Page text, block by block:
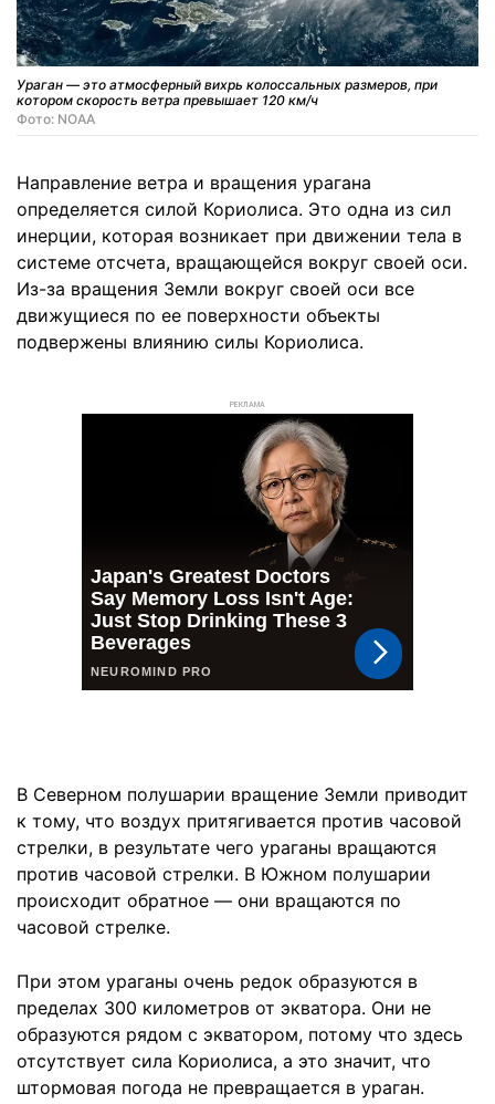
Ураган — это атмосферный вихрь колоссальных размеров, при
котором скорость ветра превышает 120 км/ч
Фото: NOAA
Направление ветра и вращения урагана
определяется силой Кориолиса. Это одна из сил
инерции, которая возникает при движении тела в
системе отсчета, вращающейся вокруг своей оси.
Из-за вращения Земли вокруг своей оси все
движущиеся по ее поверхности объекты
подвержены влиянию силы Кориолиса.
РЕКЛАМА
В Северном полушарии вращение Земли приводит
к тому, что воздух притягивается против часовой
стрелки, в результате чего ураганы вращаются
против часовой стрелки. В Южном полушарии
происходит обратное — они вращаются по
часовой стрелке.
При этом ураганы очень редок образуются в
пределах 300 километров от экватора. Они не
образуются рядом с экватором, потому что здесь
отсутствует сила Кориолиса, а это значит, что
штормовая погода не превращается в ураган.